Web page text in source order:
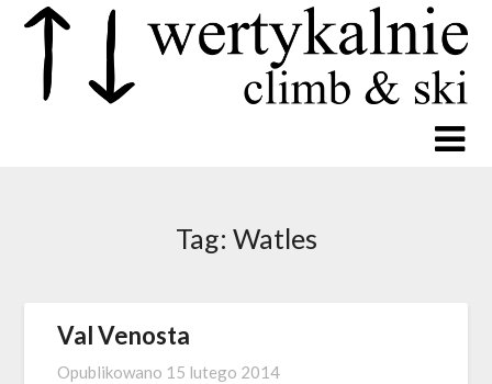
Tag: Watles
Val Venosta
Opublikowano 15 lutego 2014